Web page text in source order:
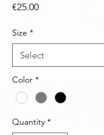
€25.00Price
Size *
Color *
Quantity *